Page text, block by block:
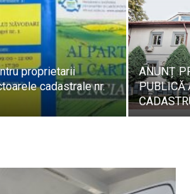
proprietarii
cadastrale nr.
ANUNȚ
PUBLICĂ